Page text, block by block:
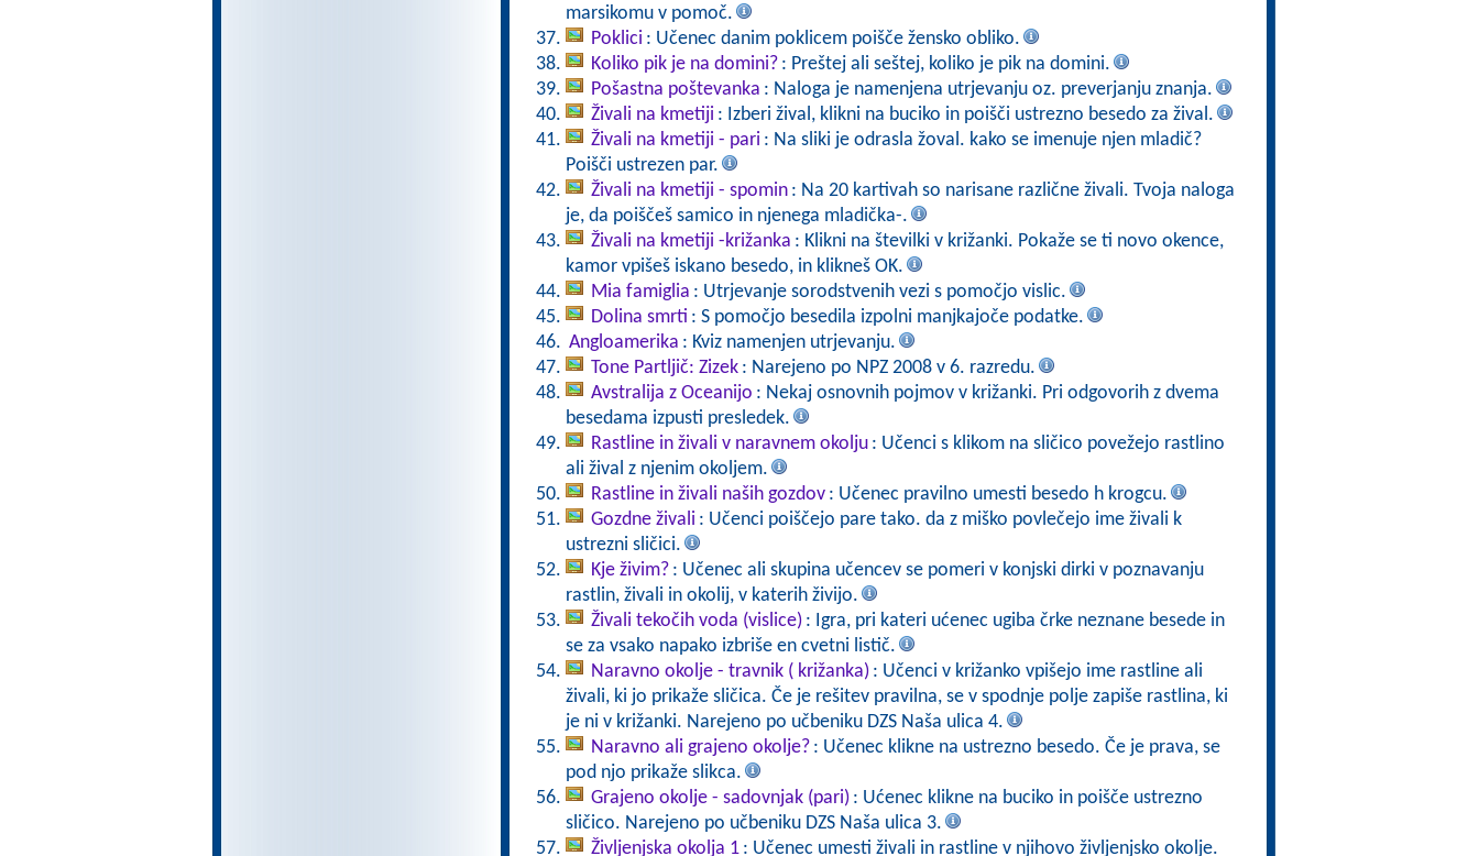
marsikomu v pomoč.
Poklici : Učenec danim poklicem poišče žensko obliko.
Koliko pik je na domini? : Preštej ali seštej, koliko je pik na domini.
Pošastna poštevanka : Naloga je namenjena utrjevanju oz. preverjanju znanja.
Živali na kmetiji : Izberi žival, klikni na buciko in poišči ustrezno besedo za žival.
Živali na kmetiji - pari : Na sliki je odrasla žoval. kako se imenuje njen mladič?
Poišči ustrezen par.
Živali na kmetiji - spomin : Na 20 kartivah so narisane različne živali. Tvoja naloga
je, da poiščeš samico in njenega mladička-.
Živali na kmetiji -križanka : Klikni na številki v križanki. Pokaže se ti novo okence,
kamor vpišeš iskano besedo, in klikneš OK.
Mia famiglia : Utrjevanje sorodstvenih vezi s pomočjo vislic.
Dolina smrti : S pomočjo besedila izpolni manjkajoče podatke.
Angloamerika : Kviz namenjen utrjevanju.
Tone Partljič: Zizek : Narejeno po NPZ 2008 v 6. razredu.
Avstralija z Oceanijo : Nekaj osnovnih pojmov v križanki. Pri odgovorih z dvema
besedama izpusti presledek.
Rastline in živali v naravnem okolju : Učenci s klikom na sličico povežejo rastlino
ali žival z njenim okoljem.
Rastline in živali naših gozdov : Učenec pravilno umesti besedo h krogcu.
Gozdne živali : Učenci poiščejo pare tako. da z miško povlečejo ime živali k
ustrezni sličici.
Kje živim? : Učenec ali skupina učencev se pomeri v konjski dirki v poznavanju
rastlin, živali in okolij, v katerih živijo.
Živali tekočih voda (vislice) : Igra, pri kateri ućenec ugiba črke neznane besede in
se za vsako napako izbriše en cvetni listič.
Naravno okolje - travnik ( križanka) : Učenci v križanko vpišejo ime rastline ali
živali, ki jo prikaže sličica. Če je rešitev pravilna, se v spodnje polje zapiše rastlina, ki
je ni v križanki. Narejeno po učbeniku DZS Naša ulica 4.
Naravno ali grajeno okolje? : Učenec klikne na ustrezno besedo. Če je prava, se
pod njo prikaže slikca.
Grajeno okolje - sadovnjak (pari) : Ućenec klikne na buciko in poišče ustrezno
sličico. Narejeno po učbeniku DZS Naša ulica 3.
Življenjska okolja 1 : Učenec umesti živali in rastline v njihovo življenjsko okolje.